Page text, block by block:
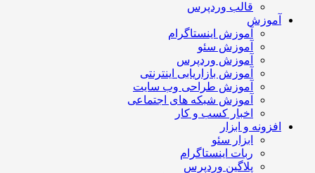
قالب وردپرس
آموزش
آموزش اینستاگرام
آموزش سئو
آموزش وردپرس
آموزش بازاریابی اینترنتی
آموزش طراحی وب سایت
آموزش شبکه های اجتماعی
اخبار کسب و کار
افزونه و ابزار
ابزار سئو
ربات اینستاگرام
پلاگین وردپرس